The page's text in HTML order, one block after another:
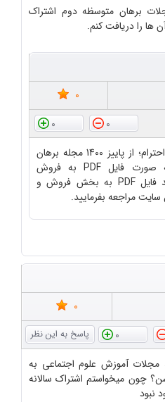
برهان متوسظه دوم اشتراک
ها را دریافت کنم.
0
0
0
کاربر گرامی، با سلام و احترام؛ از پاییز 1400 مجله برهان
متوسطه دوم فقط به صورت فایل PDF به فروش
می‌رسد.لطفاً برای خرید فایل PDF به بخش فروش و
مراجعه بفرمایید.
0
0
آموزش علوم اجتماعی به
چون میخواستم اشتراک سالانه
نبود